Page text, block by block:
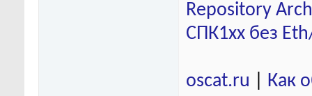
Repository
СПК1хх без
oscat.ru
Как